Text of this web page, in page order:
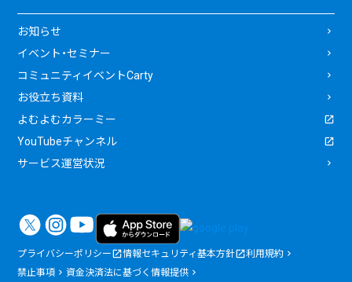
お知らせ
イベント・セミナー
コミュニティイベントCarty
お役立ち資料
よむよむカラーミー
YouTubeチャンネル
サービス運営状況
プライバシーポリシー 情報セキュリティ基本方針
利用規約
禁止事項
資金決済法に基づく情報提供